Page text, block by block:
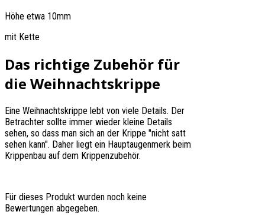
Höhe etwa 10mm
mit Kette
Das richtige Zubehör für
die Weihnachtskrippe
Eine Weihnachtskrippe lebt von viele Details. Der
Betrachter sollte immer wieder kleine Details
sehen, so dass man sich an der Krippe "nicht satt
sehen kann". Daher liegt ein Hauptaugenmerk beim
Krippenbau auf dem Krippenzubehör.
Für dieses Produkt wurden noch keine
Bewertungen abgegeben.